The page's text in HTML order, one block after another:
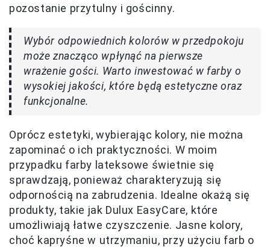
pozostanie przytulny i gościnny.
Wybór odpowiednich kolorów w przedpokoju
może znacząco wpłynąć na pierwsze
wrażenie gości. Warto inwestować w farby o
wysokiej jakości, które będą estetyczne oraz
funkcjonalne.
Oprócz estetyki, wybierając kolory, nie można
zapominać o ich praktyczności. W moim
przypadku farby lateksowe świetnie się
sprawdzają, ponieważ charakteryzują się
odpornością na zabrudzenia. Idealne okażą się
produkty, takie jak Dulux EasyCare, które
umożliwiają łatwe czyszczenie. Jasne kolory,
choć kapryśne w utrzymaniu, przy użyciu farb o